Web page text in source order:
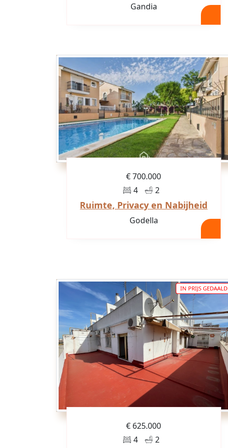
Gandia
€ 700.000
4
2
Ruimte, Privacy en Nabijheid
Godella
IN PRIJS GEDAALD
€ 625.000
4
2